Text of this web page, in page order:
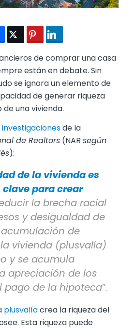
de comprar una casa
están en debate. Sin
se ignora un elemento de
de generar riqueza
una vivienda.
de la
de Realtors(NAR según
):
de la vivienda es
para crear
la brecha racial
y desigualdad de
acumulación de
vivienda (plusvalía)
y se acumula
apreciación de los
pago de la hipoteca”.
plusvalíacrea la riqueza del
Esta riqueza puede